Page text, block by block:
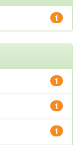
1
1
1
1